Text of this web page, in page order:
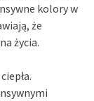
kolory w
że
życia.